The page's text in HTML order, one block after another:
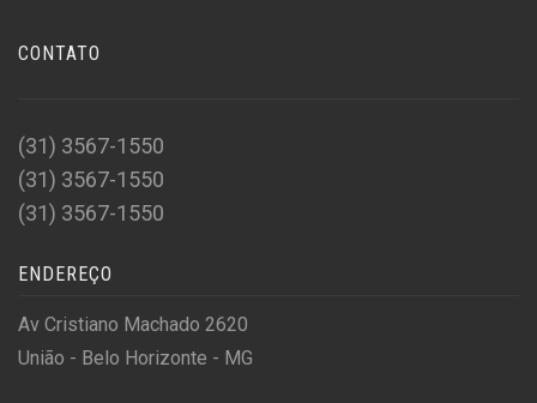
CONTATO
(31) 3567-1550
(31) 3567-1550
(31) 3567-1550
ENDEREÇO
Av Cristiano Machado 2620
União - Belo Horizonte - MG